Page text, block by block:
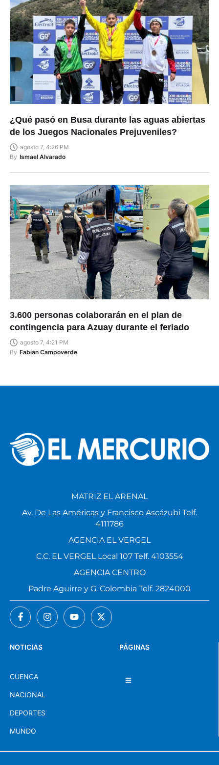
¿Qué pasó en Busa durante las aguas abiertas
de los Juegos Nacionales Prejuveniles?
agosto 7, 4:26 PM
By Ismael Alvarado
3.600 personas colaborarán en el plan de
contingencia para Azuay durante el feriado
agosto 7, 4:21 PM
By Fabian Campoverde
PÁGINAS
NOTICIAS
CUENCA
NACIONAL
DEPORTES
MUNDO
MATRIZ EL ARENAL
Av. De Las Américas y Francisco Ascázubi Telf.
4111786
AGENCIA EL VERGEL
C.C. EL VERGEL Local 107 Telf. 4103554
AGENCIA CENTRO
Padre Aguirre y G. Colombia Telf. 2824000